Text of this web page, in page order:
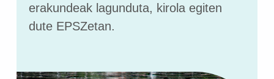
erakundeak lagunduta, kirola egiten
dute EPSZetan.